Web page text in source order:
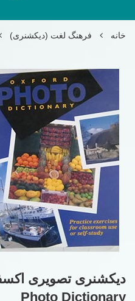
خانه فرهنگ لغت (دیکشنری)
Photo Dictionary